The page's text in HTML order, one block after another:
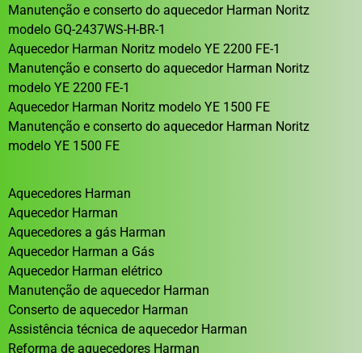
Manutenção e conserto do aquecedor Harman Noritz
modelo GQ-2437WS-H-BR-1
Aquecedor Harman Noritz modelo YE 2200 FE-1
Manutenção e conserto do aquecedor Harman Noritz
modelo YE 2200 FE-1
Aquecedor Harman Noritz modelo YE 1500 FE
Manutenção e conserto do aquecedor Harman Noritz
modelo YE 1500 FE
Aquecedores Harman
Aquecedor Harman
Aquecedores a gás Harman
Aquecedor Harman a Gás
Aquecedor Harman elétrico
Manutenção de aquecedor Harman
Conserto de aquecedor Harman
Assistência técnica de aquecedor Harman
Reforma de aquecedores Harman